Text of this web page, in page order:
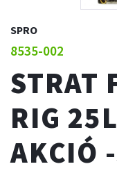
SPRO
8535-002
STRAT
RIG
AKCIÓ